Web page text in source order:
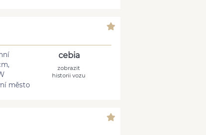
město
cebia
zobrazit
historii vozu